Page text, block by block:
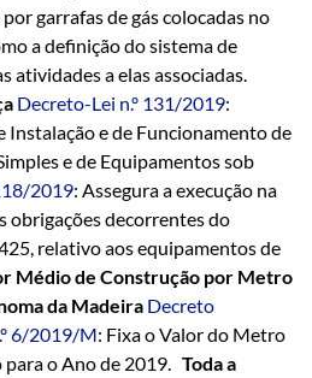
garrafas de gás colocadas no
a definição do sistema de
atividades a elas associadas.
Decreto-Lei n.º 131/2019:
Instalação e de Funcionamento de
e de Equipamentos sob
2019: Assegura a execução na
obrigações decorrentes do
relativo aos equipamentos de
Médio de Construção por Metro
da Madeira Decreto
6/2019/M: Fixa o Valor do Metro
o Ano de 2019. Toda a